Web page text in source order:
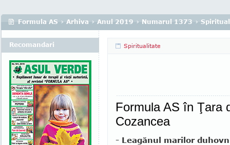
Formula AS › Arhiva › Anul 2019 › Numarul 1373 ›
Spiritualitate
Formula AS în Ţara
Cozancea
- Leagănul marilor
Recomandari